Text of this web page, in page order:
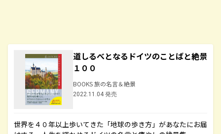
道しるべとなるドイツのことばと絶景
１００
BOOKS 旅の名言＆絶景
2022.11.04 発売
世界を４０年以上歩いてきた「地球の歩き方」があなたにお届